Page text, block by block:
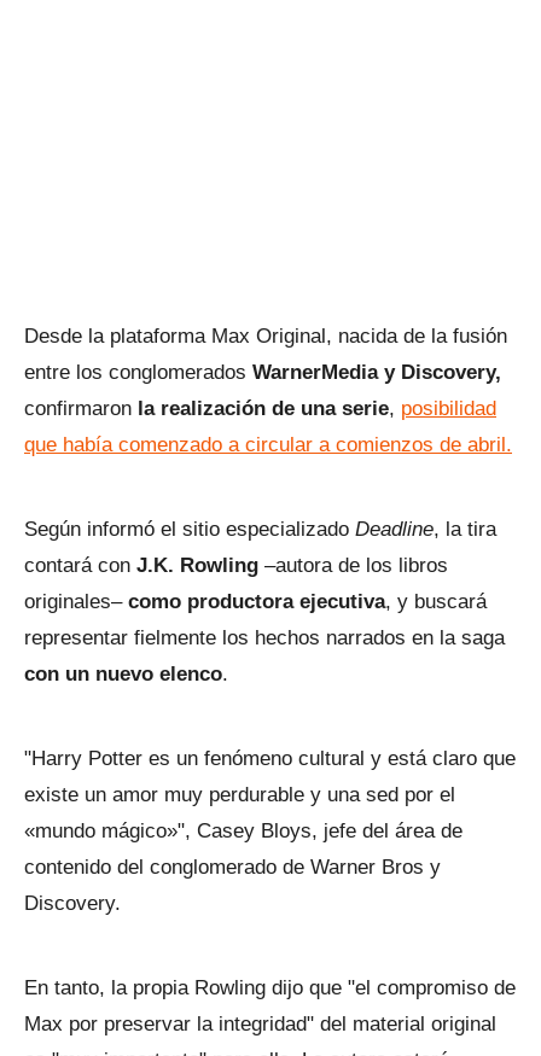
Desde la plataforma Max Original, nacida de la fusión
entre los conglomerados WarnerMedia y Discovery,
confirmaron la realización de una serie, posibilidad
que había comenzado a circular a comienzos de abril.
Según informó el sitio especializado Deadline, la tira
contará con J.K. Rowling –autora de los libros
originales– como productora ejecutiva, y buscará
representar fielmente los hechos narrados en la saga
con un nuevo elenco.
"Harry Potter es un fenómeno cultural y está claro que
existe un amor muy perdurable y una sed por el
«mundo mágico»", Casey Bloys, jefe del área de
contenido del conglomerado de Warner Bros y
Discovery.
En tanto, la propia Rowling dijo que "el compromiso de
Max por preservar la integridad" del material original